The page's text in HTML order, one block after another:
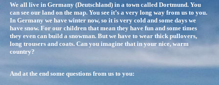
We all live in Germany (Deutschland) in a town called Dortmund. You
can see our land on the map. You see it’s a very long way from us to you.
In Germany we have winter now, so it is very cold and some days we
have snow. For our children that mean they have fun and some times
they even can build a snowman. But we have to wear thick pullovers,
long trousers and coats. Can you imagine that in your nice, warm
country?
And at the end some questions from us to you: